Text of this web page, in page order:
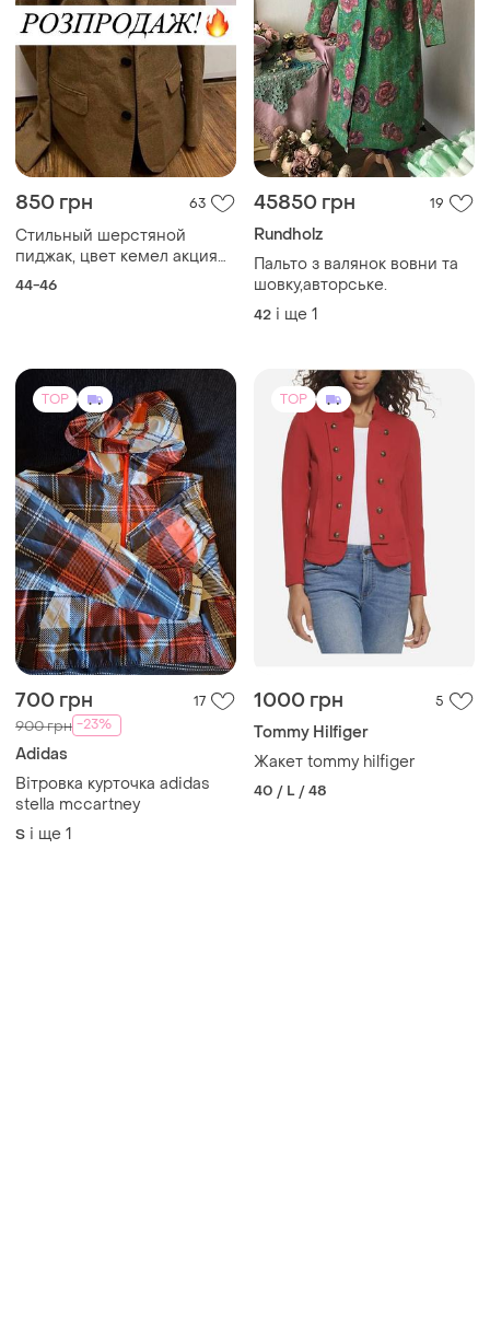
850 грн 63
Стильный шерстяной
пиджак, цвет кемел акция
🔥👍
44-46
45850 грн 19
Rundholz
Пальто з валянок вовни та
шовку,авторське.
42 і ще 1
TOP
700 грн 17
900 грн -23%
Adidas
Вітровка курточка adidas
stella mccartney
S і ще 1
TOP
1000 грн 5
Tommy Hilfiger
Жакет tommy hilfiger
40 / L / 48